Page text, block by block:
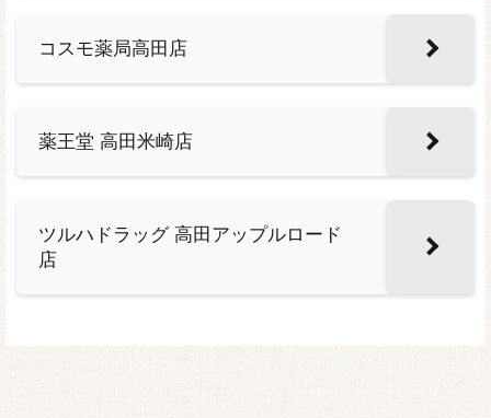
コスモ薬局高田店
薬王堂 高田米崎店
ツルハドラッグ 高田アップルロード
店